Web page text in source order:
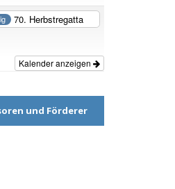
70. Herbstregatta
Kalender anzeigen
und Förderer